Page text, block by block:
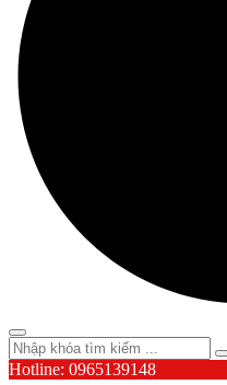
Hotline: 0965139148